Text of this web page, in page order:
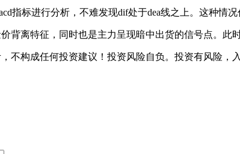
标进行分析，不难发现dif处于dea线之上。这种情
离特征，同时也是主力呈现暗中出货的信号点。此
不构成任何投资建议！投资风险自负。投资有风险，